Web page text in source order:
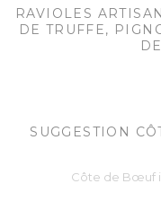
RAVIOLES
DE TRUFFE,
SUGGESTION
Côte de Bœuf